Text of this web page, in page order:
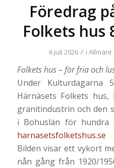
Föredrag
Folkets hus
6 juli 2026 / i Allmänt
Folkets hus – för fria och
Under Kulturdagarna
Härnäsets Folkets
granitindustrin och den
i Bohuslän för hundra
harnasetsfolketshus.se
Bilden visar ett vykort
nån gång från 1920/